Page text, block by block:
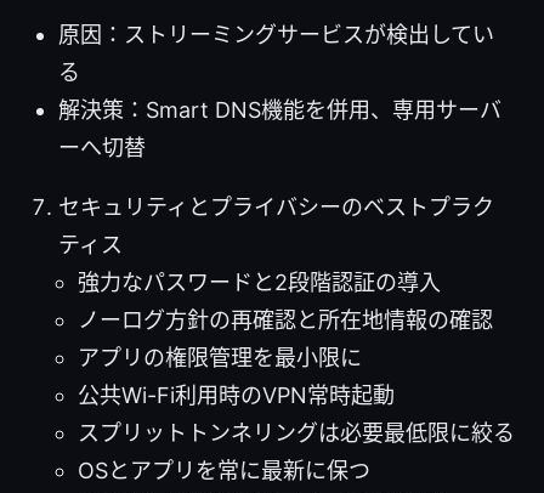
原因：ストリーミングサービスが検出してい
る
解決策：Smart DNS機能を併用、専用サーバ
ーへ切替
セキュリティとプライバシーのベストプラク
ティス
強力なパスワードと2段階認証の導入
ノーログ方針の再確認と所在地情報の確認
アプリの権限管理を最小限に
公共Wi-Fi利用時のVPN常時起動
スプリットトンネリングは必要最低限に絞る
OSとアプリを常に最新に保つ